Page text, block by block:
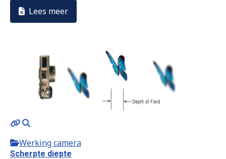
Lees meer
Werking camera
Scherpte diepte